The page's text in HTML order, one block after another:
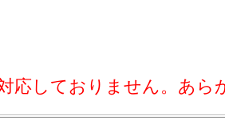
応しておりません。あら